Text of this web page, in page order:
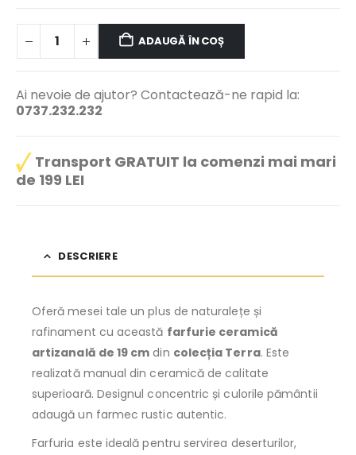
ADAUGĂ ÎN COȘ
Ai nevoie de ajutor? Contactează-ne rapid la:
0737.232.232
Transport GRATUIT la comenzi mai mari
de 199 LEI
DESCRIERE
Oferă mesei tale un plus de naturalețe și
rafinament cu această farfurie ceramică
artizanală de 19 cm din colecția Terra. Este
realizată manual din ceramică de calitate
superioară. Designul concentric și culorile pământii
adaugă un farmec rustic autentic.
Farfuria este ideală pentru servirea deserturilor,